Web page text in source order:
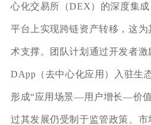
心化交易所（DEX）的深度集
平台上实现跨链资产转移，这
术支撑。团队计划通过开发者激
DApp（去中心化应用）入驻生
形成“应用场景—用户增长—价
过其发展仍受制于监管政策、